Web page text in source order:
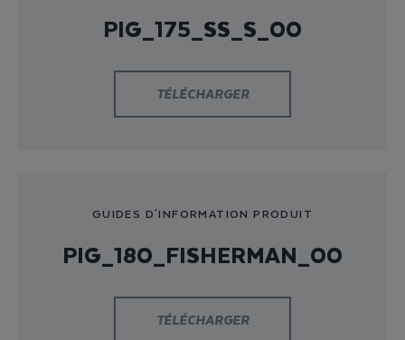
PIG_175_SS_S_00
TÉLÉCHARGER
GUIDES D'INFORMATION PRODUIT
PIG_180_FISHERMAN_00
TÉLÉCHARGER